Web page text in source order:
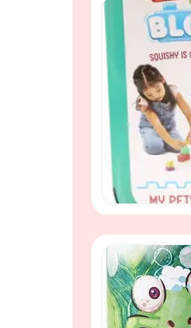
Zachte Jelly
squishy,
Zachte,
dierenfiguren
speelgoed